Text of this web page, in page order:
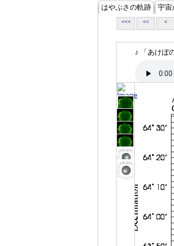
はやぶさの軌跡 宇宙
<<< << <
♪ 「あけぼの